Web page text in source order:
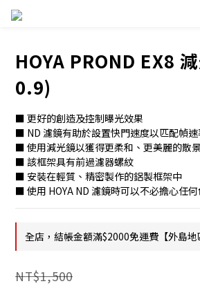
HOYA PROND EX8
0.9)
■ 更好的創造及控制曝光效果
■ ND 濾鏡有助於設置快門速度以匹配幀
■ 使用減光鏡以獲得更柔和、更美麗的散景
■ 該框架具有前過濾器螺紋
■ 安裝在輕質、精密製作的鋁製框架中
■ 使用 HOYA ND 濾鏡時可以不必擔心任
全店，結帳金額滿$2000免運費【外島地
NT$1,500